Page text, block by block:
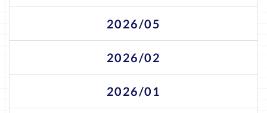
2026/05
2026/02
2026/01